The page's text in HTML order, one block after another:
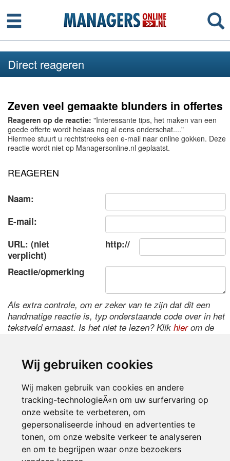
Wij gebruiken cookies
Wij maken gebruik van cookies en andere
tracking-technologieÃ«n om uw surfervaring op
onze website te verbeteren, om
gepersonaliseerde inhoud en advertenties te
tonen, om onze website verkeer te analyseren
en om te begrijpen waar onze bezoekers
Menu
Direct reageren
Zeven veel gemaakte blunders in offertes
Reageren op de reactie: "Interessante tips, het maken van een
goede offerte wordt helaas nog al eens onderschat...."
Hiermee stuurt u rechtstreeks een e-mail naar online gokken. Deze
reactie wordt niet op Managersonline.nl geplaatst.
REAGEREN
Naam:
E-mail:
URL: (niet
verplicht)
http://
Reactie/opmerking
Als extra controle, om er zeker van te zijn dat dit een
handmatige reactie is, typ onderstaande code over in het
tekstveld ernaast. Is het niet te lezen? Klik hierom de
Inloggen